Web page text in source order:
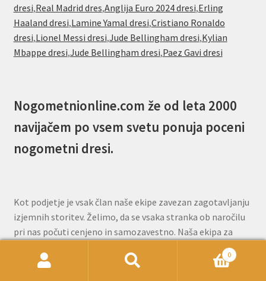
dresi,Real Madrid dres,Anglija Euro 2024 dresi,Erling
Haaland dresi,Lamine Yamal dresi,Cristiano Ronaldo
dresi,Lionel Messi dresi,Jude Bellingham dresi,Kylian
Mbappe dresi,Jude Bellingham dresi,Paez Gavi dresi
Nogometnionline.com že od leta 2000
navijačem po vsem svetu ponuja poceni
nogometni dresi.
Kot podjetje je vsak član naše ekipe zavezan zagotavljanju
izjemnih storitev. Želimo, da se vsaka stranka ob naročilu
pri nas počuti cenjeno in samozavestno. Naša ekipa za
pomoč strankam je na voljo prek e-pošte, da vam odgovori
na vsa vprašanja, ki jih imate pred ali po naročilu.
0